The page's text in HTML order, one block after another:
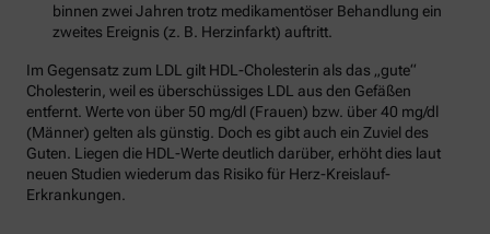
binnen zwei Jahren trotz medikamentöser Behandlung ein
zweites Ereignis (z. B. Herzinfarkt) auftritt.
Im Gegensatz zum LDL gilt HDL-Cholesterin als das „gute“
Cholesterin, weil es überschüssiges LDL aus den Gefäßen
entfernt. Werte von über 50 mg/dl (Frauen) bzw. über 40 mg/dl
(Männer) gelten als günstig. Doch es gibt auch ein Zuviel des
Guten. Liegen die HDL-Werte deutlich darüber, erhöht dies laut
neuen Studien wiederum das Risiko für Herz-Kreislauf-
Erkrankungen.